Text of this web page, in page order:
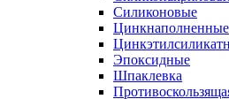
Силиконовые
Цинкнаполненные
Эпоксидные
Шпаклевка